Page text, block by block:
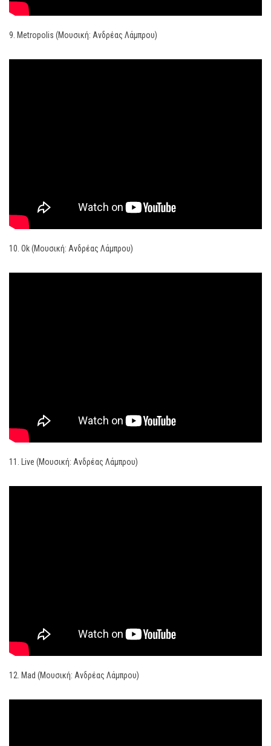
9. Metropolis (Μουσική: Ανδρέας Λάμπρου)
10. Ok (Μουσική: Ανδρέας Λάμπρου)
11. Live (Μουσική: Ανδρέας Λάμπρου)
12. Mad (Μουσική: Ανδρέας Λάμπρου)